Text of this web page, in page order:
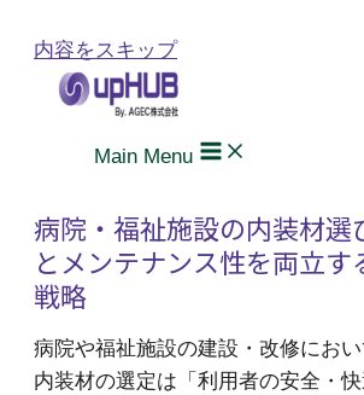
内容をスキップ
Main Menu
病院・福祉施設の内装材選
とメンテナンス性を両立す
戦略
病院や福祉施設の建設・改修におい
内装材の選定は「利用者の安全・